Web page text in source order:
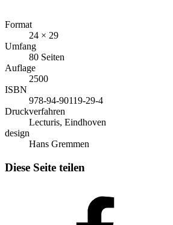
Format
24 × 29
Umfang
80 Seiten
Auflage
2500
ISBN
978-94-90119-29-4
Druckverfahren
Lecturis, Eindhoven
design
Hans Gremmen
Diese Seite teilen